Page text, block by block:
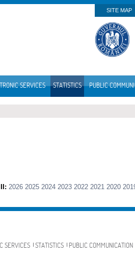
SITE MAP
SERVICES STATISTICS PUBLIC
2026 2025 2024 2023 2022 2021 2020
SERVICES STATISTICS PUBLIC COMMUNICATION